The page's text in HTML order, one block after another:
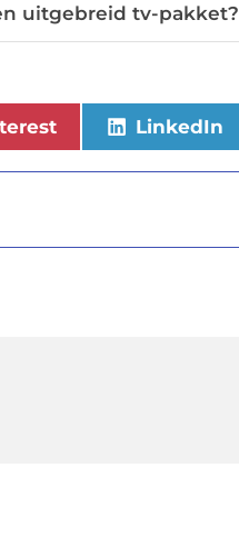
uitgebreid tv-pakket?
LinkedIn